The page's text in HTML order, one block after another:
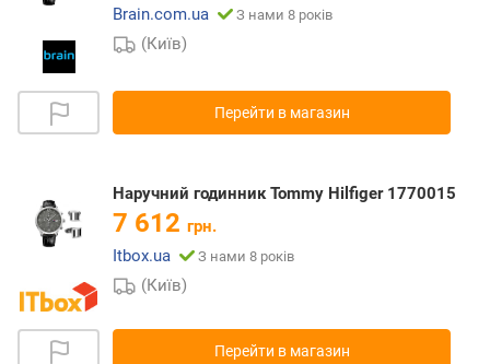
Brain.com.ua
З нами 8 років
(Київ)
Перейти в магазин
Наручний годинник Tommy Hilfiger 1770015
7 612 грн.
Itbox.ua
З нами 8 років
(Київ)
Перейти в магазин